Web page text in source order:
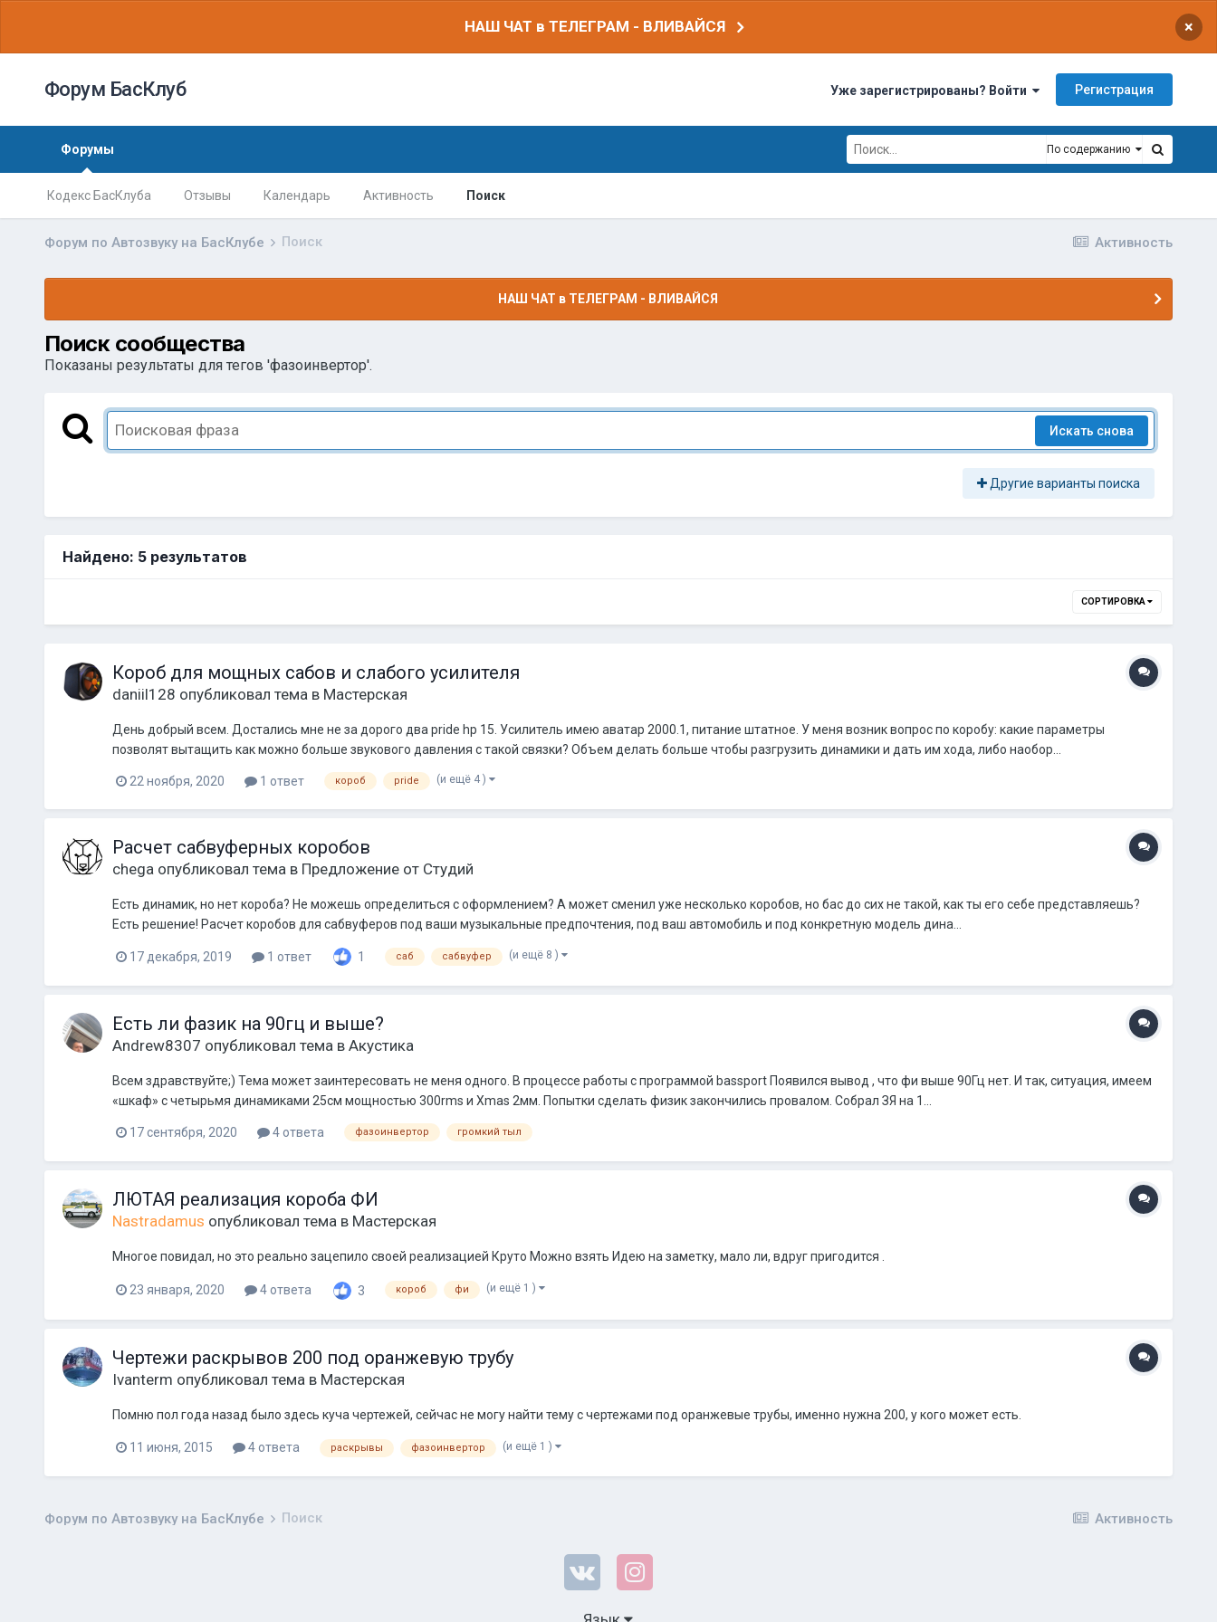
НАШ ЧАТ в ТЕЛЕГРАМ - ВЛИВАЙСЯ ×
Форум БасКлуб Уже зарегистрированы? Войти Регистрация
Форумы
Кодекс БасКлуба Отзывы Календарь Активность Поиск
По содержанию
Активность
Форум по Автозвуку на БасКлубе Поиск
НАШ ЧАТ в ТЕЛЕГРАМ - ВЛИВАЙСЯ
Поиск сообщества
Показаны результаты для тегов 'фазоинвертор'.
Искать снова
Другие варианты поиска
Найдено: 5 результатов
СОРТИРОВКА
Короб для мощных сабов и слабого усилителя
daniil128 опубликовал тема в Мастерская
День добрый всем. Достались мне не за дорого два pride hp 15. Усилитель имею аватар 2000.1, питание штатное. У меня возник вопрос по коробу: какие параметры
позволят вытащить как можно больше звукового давления с такой связки? Объем делать больше чтобы разгрузить динамики и дать им хода, либо наобор...
22 ноября, 2020 1 ответ короб pride (и ещё 4 )
Расчет сабвуферных коробов
chegaопубликовал тема в Предложение от Студий
Есть динамик, но нет короба? Не можешь определиться с оформлением? А может сменил уже несколько коробов, но бас до сих не такой, как ты его себе представляешь?
Есть решение! Расчет коробов для сабвуферов под ваши музыкальные предпочтения, под ваш автомобиль и под конкретную модель дина...
17 декабря, 2019 1 ответ 1 саб сабвуфер (и ещё 8 )
Есть ли фазик на 90гц и выше?
Andrew8307 опубликовал тема в Акустика
Всем здравствуйте;) Тема может заинтересовать не меня одного. В процессе работы с программой bassport Появился вывод , что фи выше 90Гц нет. И так, ситуация, имеем
«шкаф» с четырьмя динамиками 25см мощностью 300rms и Xmas 2мм. Попытки сделать физик закончились провалом. Собрал ЗЯ на 1...
17 сентября, 2020 4 ответа фазоинвертор громкий тыл
ЛЮТАЯ реализация короба ФИ
Nastradamus опубликовал тема в Мастерская
Многое повидал, но это реально зацепило своей реализацией Круто Можно взять Идею на заметку, мало ли, вдруг пригодится .
23 января, 2020 4 ответа 3 короб фи (и ещё 1 )
Чертежи раскрывов 200 под оранжевую трубу
Ivanterm опубликовал тема в Мастерская
Помню пол года назад было здесь куча чертежей, сейчас не могу найти тему с чертежами под оранжевые трубы, именно нужна 200, у кого может есть.
11 июня, 2015 4 ответа раскрывы фазоинвертор (и ещё 1 )
Активность
Форум по Автозвуку на БасКлубе Поиск